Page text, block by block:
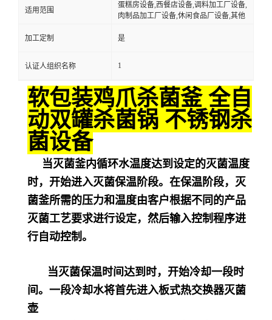
适用范围
蛋糕房设备,西餐店设备,调料加工厂设备,
肉制品加工厂设备,休闲食品厂设备,其他
加工定制 是
认证人组织名称 1
软包装鸡爪杀菌釜 全自
动双罐杀菌锅 不锈钢杀
菌设备
当灭菌釜内循环水温度达到设定的灭菌温度
时，开始进入灭菌保温阶段。在保温阶段，灭
菌釜所需的压力和温度由客户根据不同的产品
灭菌工艺要求进行设定，然后输入控制程序进
行自动控制。
当灭菌保温时间达到时，开始冷却一段时
间。一段冷却水将首先进入板式热交换器灭菌
壶